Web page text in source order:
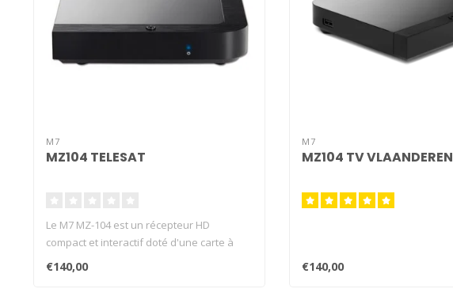
M7
MZ104 TELESAT
Le M7 MZ-104 est un récepteur HD
compact et interactif doté d'une carte à
€140,00
M7
MZ104 TV VLAANDEREN
€140,00